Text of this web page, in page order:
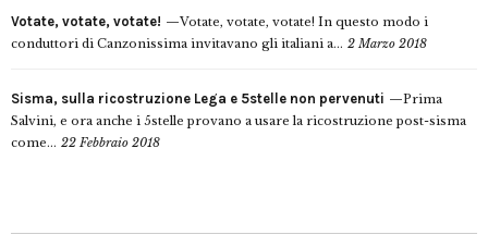
Votate, votate, votate!
Votate, votate, votate! In questo modo i
conduttori di Canzonissima invitavano gli italiani a... 2 Marzo 2018
Sisma, sulla ricostruzione Lega e 5stelle non pervenuti
Prima
Salvini, e ora anche i 5stelle provano a usare la ricostruzione post-sisma
come... 22 Febbraio 2018